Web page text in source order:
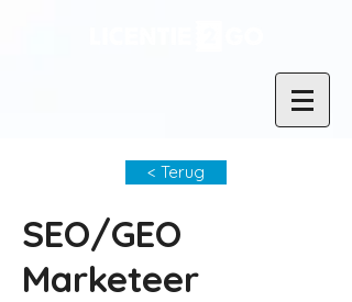
< Terug
SEO/GEO
Marketeer